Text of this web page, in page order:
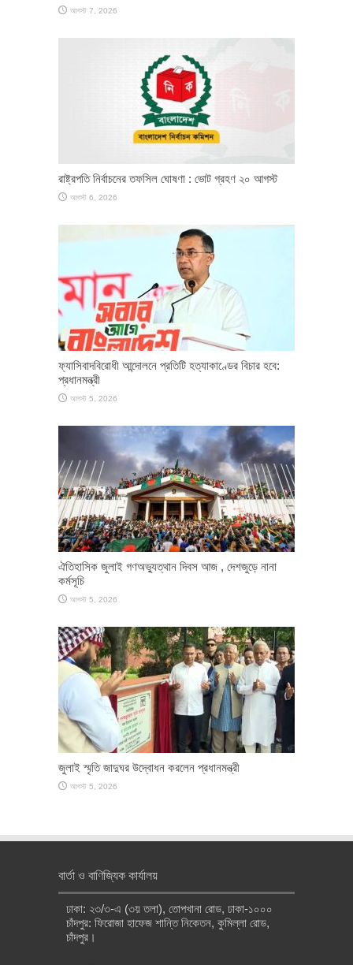
আগস্ট 7, 2026
রাষ্ট্রপতি নির্বাচনের তফসিল ঘোষণা : ভোট গ্রহণ ২০ আগস্ট
আগস্ট 6, 2026
ফ্যাসিবাদবিরোধী আন্দোলনে প্রতিটি হত্যাকাণ্ডের বিচার হবে:
প্রধানমন্ত্রী
আগস্ট 5, 2026
ঐতিহাসিক জুলাই গণঅভ্যুত্থান দিবস আজ , দেশজুড়ে নানা
কর্মসূচি
আগস্ট 5, 2026
জুলাই স্মৃতি জাদুঘর উদ্বোধন করলেন প্রধানমন্ত্রী
আগস্ট 5, 2026
বার্তা ও বাণিজ্যিক কার্যালয়
ঢাকা: ২৩/৩-এ (৩য় তলা), তোপখানা রোড, ঢাকা-১০০০
চাঁদপুর: ফিরোজা হাফেজ শান্তি নিকেতন, কুমিল্লা রোড,
চাঁদপুর।